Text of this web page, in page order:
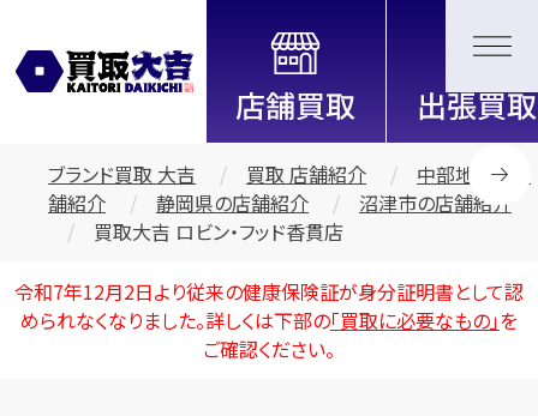
全国2200店舗以上展開中！
信頼と実績の買取専門店「買取大
吉」
ブランド買取 大吉 買取 店舗紹介
中部地区の店
舗紹介
静岡県の店舗紹介
沼津市の店舗紹介
買取大吉 ロビン・フッド香貫店
令和7年12月2日より従来の健康保険証が身分証明書として認
められなくなりました。詳しくは下部の「買取に必要なもの」を
ご確認ください。